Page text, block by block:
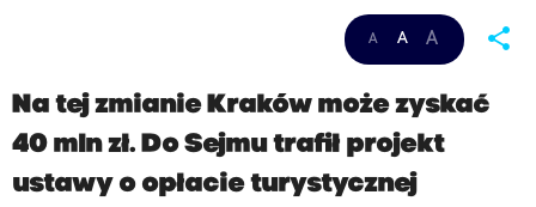
A A A share
Na tej zmianie Kraków może zyskać
40 mln zł. Do Sejmu trafił projekt
ustawy o opłacie turystycznej